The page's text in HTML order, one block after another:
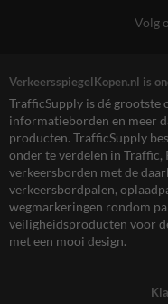
Volg
VerkeersspiegelKopen.nl is
TrafficSupply is dé grootste
informatieborden en meer
producten. TrafficSupply
onder te verdelen in Traffic,
verkeersborden met de
verkeersbordpalen,
wegmarkeringen rondom
veiligheidsproducten voor
met een mooi design.